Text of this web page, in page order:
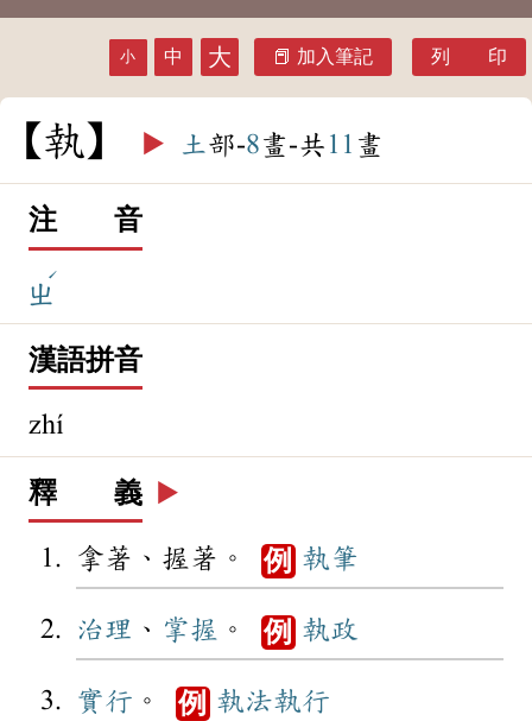
小 中 大 加入筆記 列 印
執 ▶️ 土部-8畫-共 11 畫
注 音
ㄓ
ˊ
漢語拼音
zhí
釋 義 ▶️
拿著、握著。 例 執筆
治理 、 掌握 。 例 執政
實行 。 例 執法執行